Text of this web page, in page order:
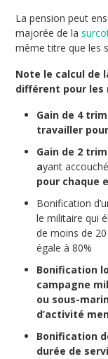
La pension peut
majorée de la
même titre que les
Note le calcul de
différent pour les
Gain de 4
travailler pour
Gain de 2
ayant
pour chaque
Bonification
le militaire qui
de moins de
égale à 80%
Bonification
campagne
ou sous-
d’activité
Bonification
durée de